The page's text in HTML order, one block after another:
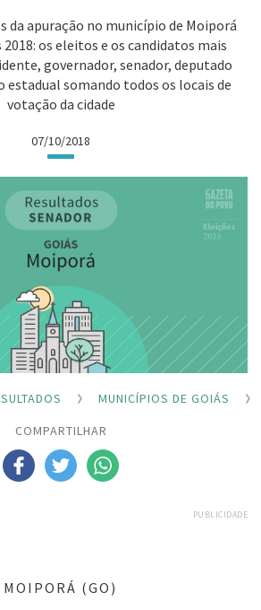
da apuração no município de Moiporá
2018: os eleitos e os candidatos mais
governador, senador, deputado
estadual somando todos os locais de
votação da cidade
07/10/2018
MUNICÍPIOS DE GOIÁS
COMPARTILHAR
PUBLICIDADE
MOIPORÁ (GO)